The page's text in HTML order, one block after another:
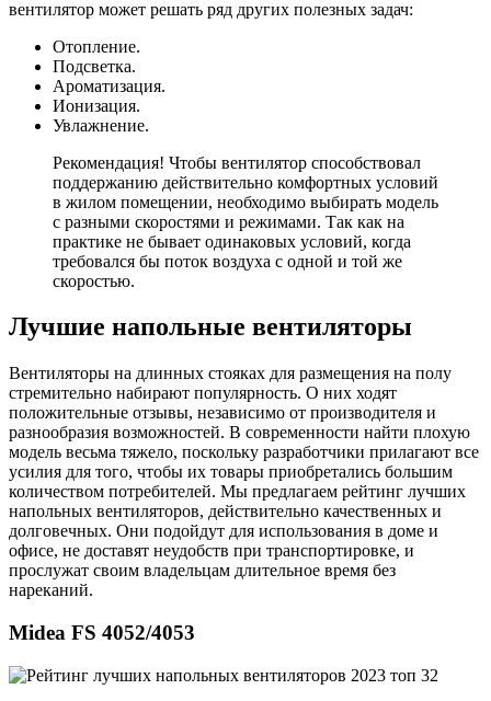
вентилятор может решать ряд других полезных задач:
Отопление.
Подсветка.
Ароматизация.
Ионизация.
Увлажнение.
Рекомендация! Чтобы вентилятор способствовал
поддержанию действительно комфортных условий
в жилом помещении, необходимо выбирать модель
с разными скоростями и режимами. Так как на
практике не бывает одинаковых условий, когда
требовался бы поток воздуха с одной и той же
скоростью.
Лучшие напольные вентиляторы
Вентиляторы на длинных стояках для размещения на полу
стремительно набирают популярность. О них ходят
положительные отзывы, независимо от производителя и
разнообразия возможностей. В современности найти плохую
модель весьма тяжело, поскольку разработчики прилагают все
усилия для того, чтобы их товары приобретались большим
количеством потребителей. Мы предлагаем рейтинг лучших
напольных вентиляторов, действительно качественных и
долговечных. Они подойдут для использования в доме и
офисе, не доставят неудобств при транспортировке, и
прослужат своим владельцам длительное время без
нареканий.
Midea FS 4052/4053